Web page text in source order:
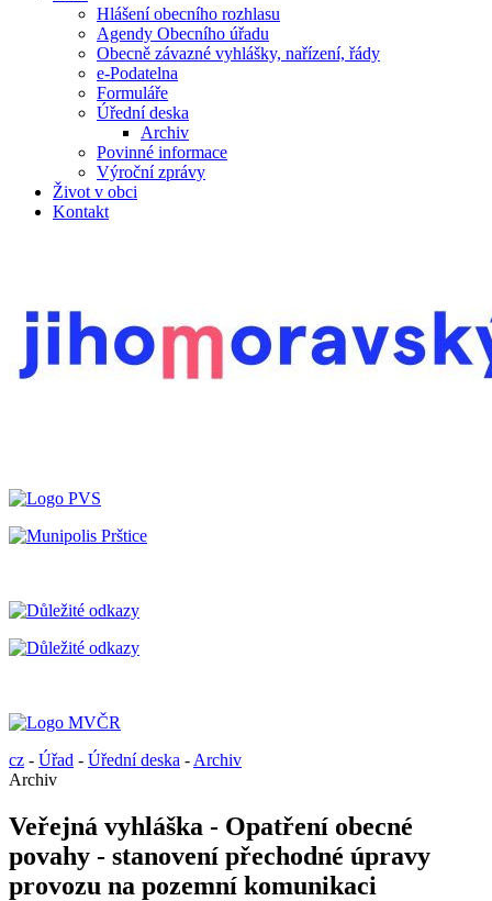
Hlášení obecního rozhlasu
Agendy Obecního úřadu
Obecně závazné vyhlášky, nařízení, řády
e-Podatelna
Formuláře
Úřední deska
Archiv
Povinné informace
Výroční zprávy
Život v obci
Kontakt
cz - Úřad - Úřední deska - Archiv
Archiv
Veřejná vyhláška - Opatření obecné
povahy - stanovení přechodné úpravy
provozu na pozemní komunikaci